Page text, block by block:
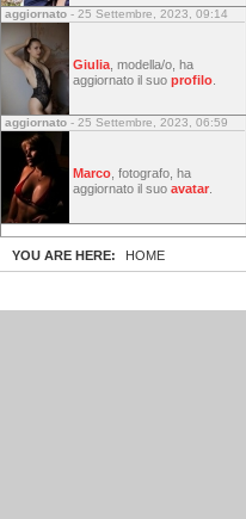
aggiornato - 25 Settembre, 2023, 09:14
Giulia , modella/o, ha
aggiornato il suo profilo
aggiornato - 25 Settembre, 2023, 06:59
Marco , fotografo, ha
aggiornato il suo avatar
YOU ARE HERE: HOME